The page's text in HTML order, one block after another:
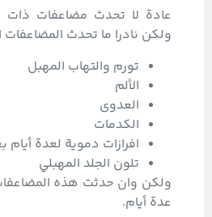
عادة لا تحدث مضاعفات ذات
ولكن نادرا ما تحدث المضاعفات
تورم والتهاب المهبل
الألم
العدوى
الكدمات
افرازات دموية لعدة أيام
تلون الجلد المهبلي
ولكن وان حدثت هذه
عدة أيام.